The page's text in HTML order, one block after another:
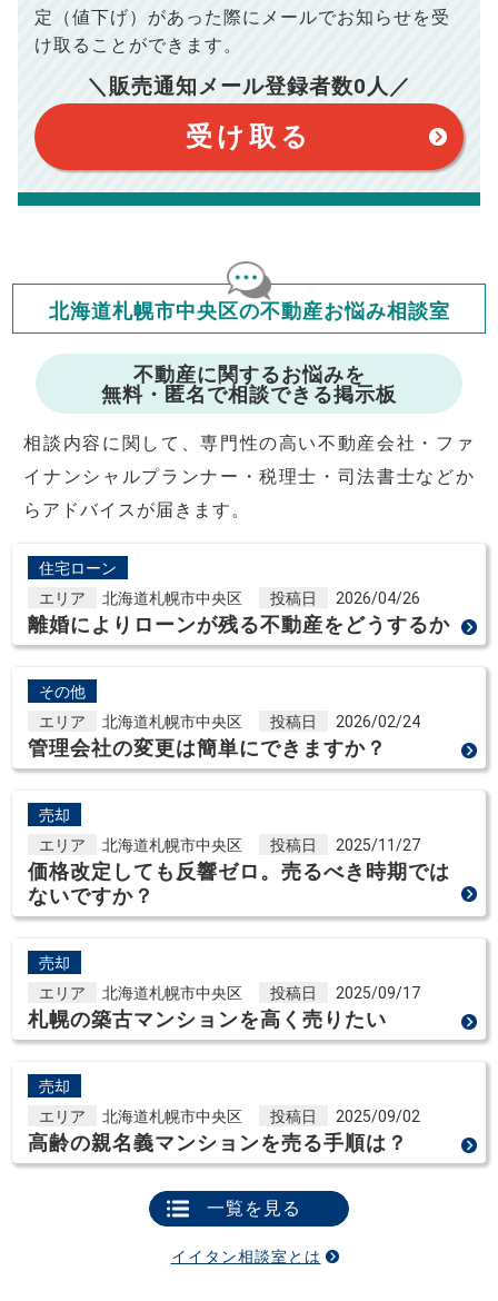
総支払額 100,050 円
このシミュレーターは元利均等返済方式で試算しています。
このシミュレーターは、四捨五入にて計算しております。
このシミュレーターはお借り入れの全期間で金利が変わらない設
このシミュレーターでの結果は、お借り入れを保証するものでは
ありません。
このシミュレーターをご利用された方の、いかなる損害について
ますが、お借り入れの際に各金融機関にご相談ください。
会員マイページでは
修繕費・管理費の計算もできます
保証するものではございません。
※上記売却費用には、住所変更登記の費用、引っ越し費用、住
宅ローンの一括繰上返済の手数料等は含まれておりませんの
で予めご了承ください。
おります。（物件価格×3%＋6万円＋消費税）
定（値下げ）があった際に メールでお知らせを受
け取ることができます。
＼販売通知メール登録者数0 人／
受け取る
北海道札幌市中央区の不動産お悩み相談室
不動産に関するお悩みを
無料・匿名で相談できる掲示板
相談内容に関して、専門性の高い不動産会社・ファ
イナンシャルプランナー・税理士・司法書士などか
らアドバイスが届きます。
住宅ローン
エリア
北海道札幌市中央区 投稿日 2026/04/26
離婚によりローンが残る不動産をどうするか
その他
エリア
北海道札幌市中央区 投稿日 2026/02/24
管理会社の変更は簡単にできますか？
売却
エリア
北海道札幌市中央区 投稿日 2025/11/27
価格改定しても反響ゼロ。売るべき時期では
ないですか？
売却
エリア
北海道札幌市中央区 投稿日 2025/09/17
札幌の築古マンションを高く売りたい
売却
エリア
北海道札幌市中央区 投稿日 2025/09/02
高齢の親名義マンションを売る手順は？
一覧を見る
イイタン相談室とは